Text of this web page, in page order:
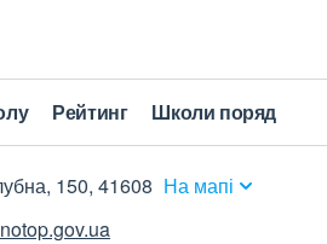
Рейтинг Школи поряд
150, 41608 На мапі